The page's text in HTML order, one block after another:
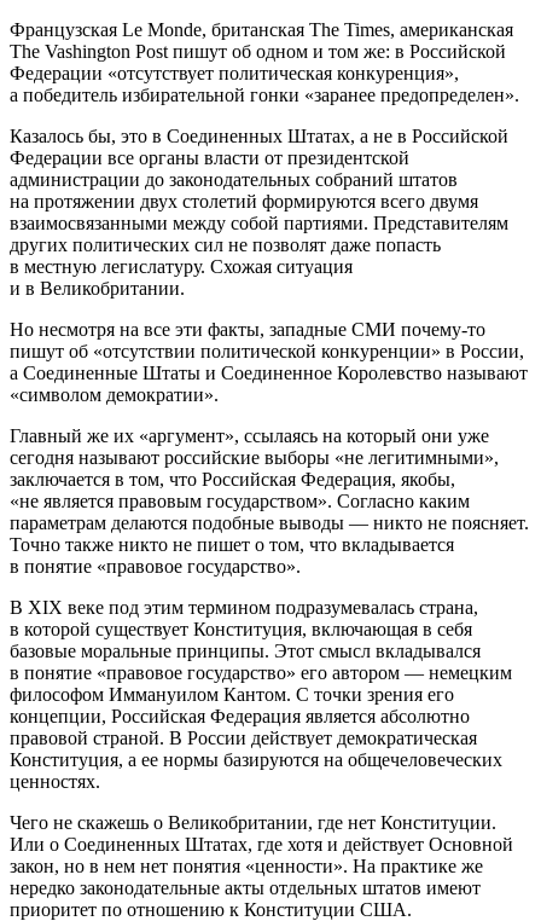
Французская Le Monde, британская The Times, американская
The Vashington Post пишут об одном и том же: в Российской
Федерации «отсутствует политическая конкуренция»,
а победитель избирательной гонки «заранее предопределен».
Казалось бы, это в Соединенных Штатах, а не в Российской
Федерации все органы власти от президентской
администрации до законодательных собраний штатов
на протяжении двух столетий формируются всего двумя
взаимосвязанными между собой партиями. Представителям
других политических сил не позволят даже попасть
в местную легислатуру. Схожая ситуация
и в Великобритании.
Но несмотря на все эти факты, западные СМИ почему-то
пишут об «отсутствии политической конкуренции» в России,
а Соединенные Штаты и Соединенное Королевство называют
«символом демократии».
Главный же их «аргумент», ссылаясь на который они уже
сегодня называют российские выборы «не легитимными»,
заключается в том, что Российская Федерация, якобы,
«не является правовым государством». Согласно каким
параметрам делаются подобные выводы — никто не поясняет.
Точно также никто не пишет о том, что вкладывается
в понятие «правовое государство».
В XIX веке под этим термином подразумевалась страна,
в которой существует Конституция, включающая в себя
базовые моральные принципы. Этот смысл вкладывался
в понятие «правовое государство» его автором — немецким
философом Иммануилом Кантом. С точки зрения его
концепции, Российская Федерация является абсолютно
правовой страной. В России действует демократическая
Конституция, а ее нормы базируются на общечеловеческих
ценностях.
Чего не скажешь о Великобритании, где нет Конституции.
Или о Соединенных Штатах, где хотя и действует Основной
закон, но в нем нет понятия «ценности». На практике же
нередко законодательные акты отдельных штатов имеют
приоритет по отношению к Конституции США.